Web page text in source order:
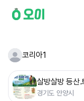
코리아1
살방살방 등산
경기도 안양시